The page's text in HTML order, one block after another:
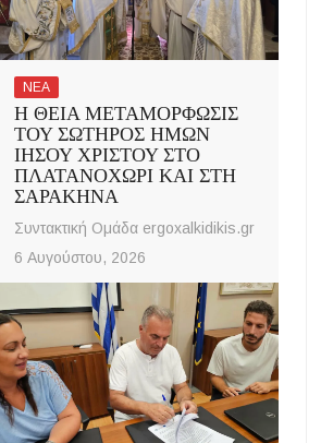
ΝΕΑ
Η ΘΕΙΑ ΜΕΤΑΜΟΡΦΩΣΙΣ
ΤΟΥ ΣΩΤΗΡΟΣ ΗΜΩΝ
ΙΗΣΟΥ ΧΡΙΣΤΟΥ ΣΤΟ
ΠΛΑΤΑΝΟΧΩΡΙ ΚΑΙ ΣΤΗ
ΣΑΡΑΚΗΝΑ
Συντακτική Ομάδα ergoxalkidikis.gr
6 Αυγούστου, 2026